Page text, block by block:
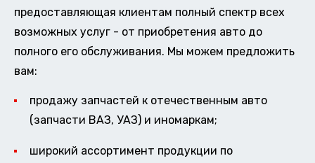
предоставляющая клиентам полный спектр всех
возможных услуг - от приобретения авто до
полного его обслуживания. Мы можем предложить
вам:
продажу запчастей к отечественным авто
(запчасти ВАЗ, УАЗ) и иномаркам;
широкий ассортимент продукции по